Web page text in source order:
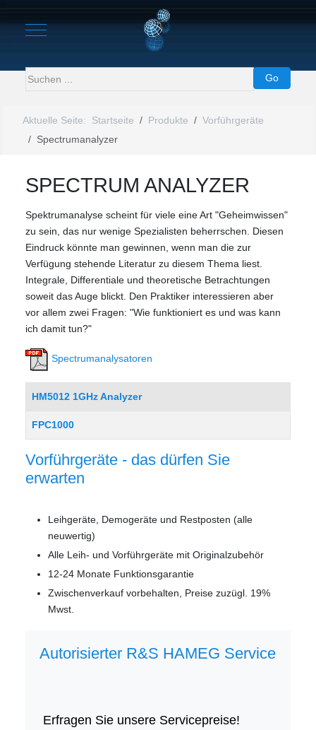
Mobile Menu Toggle
Go
Aktuelle Seite: Startseite Produkte
Vorführgeräte
Spectrumanalyzer
SPECTRUM ANALYZER
Spektrumanalyse scheint für viele eine Art "Geheimwissen"
zu sein, das nur wenige Spezialisten beherrschen. Diesen
Eindruck könnte man gewinnen, wenn man die zur
Verfügung stehende Literatur zu diesem Thema liest.
Integrale, Differentiale und theoretische Betrachtungen
soweit das Auge blickt. Den Praktiker interessieren aber
vor allem zwei Fragen: "Wie funktioniert es und was kann
ich damit tun?"
Spectrumanalysatoren
Title
HM5012 1GHz Analyzer
FPC1000
Vorführgeräte - das dürfen Sie
erwarten
Leihgeräte, Demogeräte und Restposten (alle
neuwertig)
Alle Leih- und Vorführgeräte mit Originalzubehör
12-24 Monate Funktionsgarantie
Zwischenverkauf vorbehalten, Preise zuzügl. 19%
Mwst.
Autorisierter R&S HAMEG Service
Erfragen Sie unsere Servicepreise!